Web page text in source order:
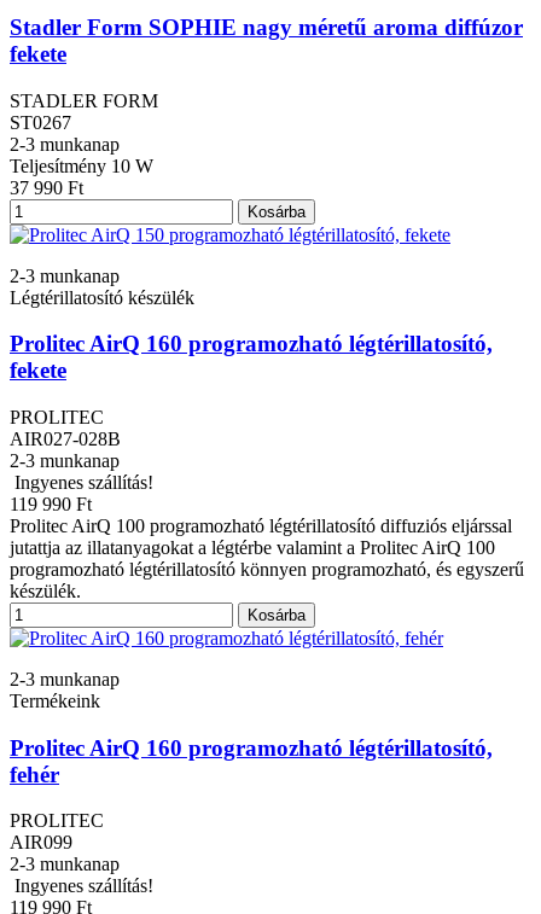
Stadler Form SOPHIE nagy méretű aroma diffúzor
fekete
STADLER FORM
ST0267
2-3 munkanap
Teljesítmény 10 W
37 990 Ft
Kosárba
2-3 munkanap
Légtérillatosító készülék
Prolitec AirQ 160 programozható légtérillatosító,
fekete
PROLITEC
AIR027-028B
2-3 munkanap
Ingyenes szállítás!
119 990 Ft
Prolitec AirQ 100 programozható légtérillatosító diffuziós eljárssal
jutattja az illatanyagokat a légtérbe valamint a Prolitec AirQ 100
programozható légtérillatosító könnyen programozható, és egyszerű
készülék.
Kosárba
2-3 munkanap
Termékeink
Prolitec AirQ 160 programozható légtérillatosító,
fehér
PROLITEC
AIR099
2-3 munkanap
Ingyenes szállítás!
119 990 Ft